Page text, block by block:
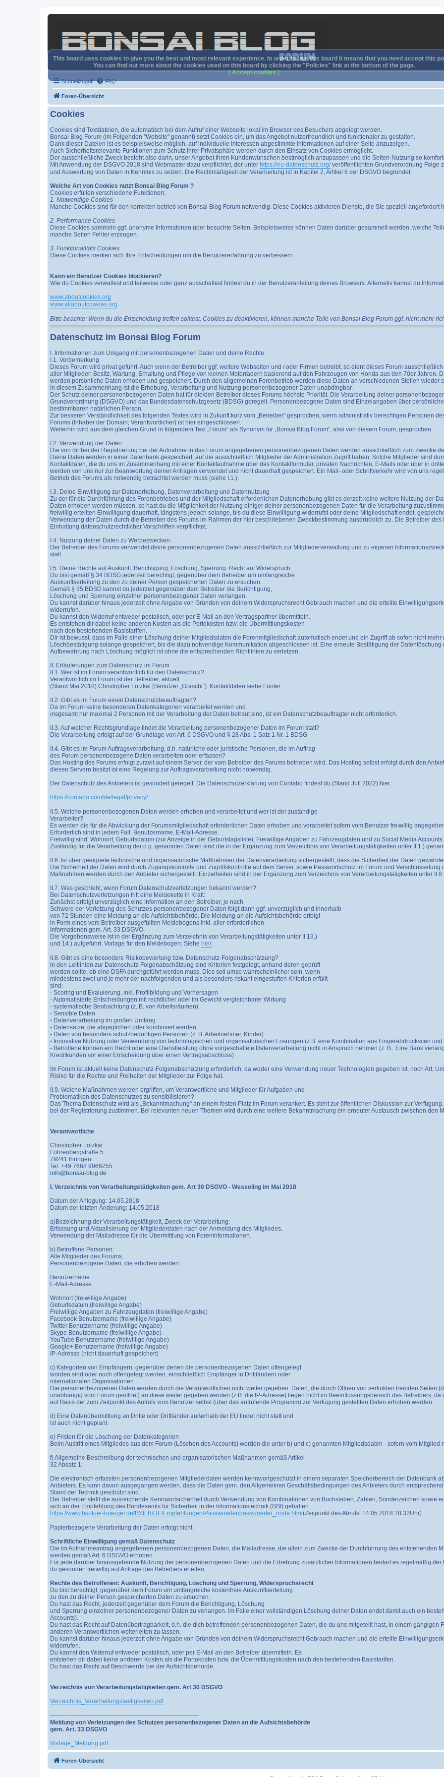
Schnellzugriff FAQ
Foren-Übersicht
Cookies
Cookies sind Textdateien, die automatisch bei dem Aufruf einer Webseite lokal im Browser des Besuchers abgelegt werden.
Bonsai Blog Forum (im Folgenden "Website" genannt) setzt Cookies ein, um das Angebot nutzerfreundlich und funktionaler zu gestalten.
Dank dieser Dateien ist es beispielsweise möglich, auf individuelle Interessen abgestimmte Informationen auf einer Seite anzuzeigen.
Auch Sicherheitsrelevante Funktionen zum Schutz Ihrer Privatsphäre werden durch den Einsatz von Cookies ermöglicht.
Der ausschließliche Zweck besteht also darin, unser Angebot Ihren Kundenwünschen bestmöglich anzupassen und die Seiten-Nutzung so
Mit Anwendung der DSGVO 2018 sind Webmaster dazu verpflichtet, der unter https://eu-datenschutz.org/veröffentlichten Grundverordnung Folge
und Auswertung von Daten in Kenntnis zu setzen. Die Rechtmäßigkeit der Verarbeitung ist in Kapitel 2, Artikel 6 der DSGVO begründet.
Welche Art von Cookies nutzt Bonsai Blog Forum ?
Cookies erfüllen verschiedene Funktionen:
1. Notwendige Cookies
Manche Cookies sind für den korrekten betrieb von Bonsai Blog Forum notwendig. Diese Cookies aktivieren Dienste, die Sie speziell angefordert
2. Performance Cookies
Diese Cookies sammeln ggf. anonyme Informatonen über besuchte Seiten. Beispielsweise können Daten darüber gesammelt werden, welche
manche Seiten Fehler erzeugen.
3. Funktionalitäts Cookies
Diese Cookies merken sich Ihre Entscheidungen um die Benutzererfahrung zu verbessern.
Kann ein Benutzer Cookies blockieren?
Wie du Cookies verwaltest und teilweise oder ganz ausschaltest findest du in der Benutzeranleitung deines Browsers. Alternativ kannst du
www.aboutcookies.org
www.allaboutcookies.org
Bitte beachte: Wenn du die Entscheidung treffen solltest, Cookies zu deaktivieren, können manche Teile von Bonsai Blog Forum ggf. nicht mehr
Datenschutz im Bonsai Blog Forum
I. Informationen zum Umgang mit personenbezogenen Daten und deine Rechte.
I.1. Vorbemerkung
Dieses Forum wird privat geführt. Auch wenn der Betreiber ggf. weitere Webseiten und / oder Firmen betreibt, so dient dieses Forum
aller Mitglieder: Besitz, Wartung, Erhaltung und Pflege von kleinen Motorrädern basierend auf den Fahrzeugen von Honda aus den 70er Jahren.
werden persönliche Daten erhoben und gespeichert. Durch den allgemeinen Forenbetrieb werden diese Daten an verschiedenen Stellen wieder
In diesem Zusammenhang ist die Erhebung, Verarbeitung und Nutzung personenbezogener Daten unabdingbar.
Der Schutz deiner personenbezogenen Daten hat für die/den Betreiber dieses Forums höchste Priorität. Die Verarbeitung deiner
Grundverordnung (DSGVO) und das Bundesdatenschutzgesetz (BDSG) geregelt. Personenbezogene Daten sind Einzelangaben über
bestimmbaren natürlichen Person.
Zur besseren Verständlichkeit des folgenden Textes wird in Zukunft kurz vom „Betreiber“ gesprochen, wenn administrativ berechtigen Personen
Forums (Inhaber der Domain; Verantwortlicher) ist hier eingeschlossen.
Weiterhin wird aus dem gleichen Grund in folgendem Text „Forum“ als Synonym für „Bonsai Blog Forum“, also von diesem Forum, gesprochen.
I.2. Verwendung der Daten
Die von dir bei der Registrierung bei der Aufnahme in das Forum angegebenen personenbezogenen Daten werden ausschließlich zum Zwecke
Deine Daten werden in einer Datenbank gespeichert, auf die ausschließlich Mitglieder der Administration Zugriff haben. Solche Mitglieder sind
Kontaktdaten, die du uns im Zusammenhang mit einer Kontaktaufnahme über das Kontaktformular, privaten Nachrichten, E-Mails oder über in
werden von uns nur zur Beantwortung deiner Anfragen verwendet und nicht dauerhaft gespeichert. Ein Mail- oder Schriftverkehr wird von uns
Betrieb des Forums als notwendig betrachtet werden muss (siehe I.1.).
I.3. Deine Einwilligung zur Datenerhebung, Datenverarbeitung und Datennutzung
Zu der für die Durchführung des Forenbetriebes und der Mitgliedschaft erforderlichen Datenerhebung gibt es derzeit keine weitere Nutzung der
Daten erhoben werden müssen, so hast du die Möglichkeit der Nutzung einiger deiner personenbezogenen Daten für die Verarbeitung
freiwillig erteilten Einwilligung dauerhaft, längstens jedoch solange, bis du diese Einwilligung widerrufst oder deine Mitgliedschaft endet,
Verwendung der Daten durch die Betreiber des Forums im Rahmen der hier beschriebenen Zweckbestimmung ausdrücklich zu. Die Betreiber
Einhaltung datenschutzrechtlicher Vorschriften verpflichtet.
I.4. Nutzung deiner Daten zu Werbezwecken
Der Betreiber des Forums verwendet deine personenbezogenen Daten ausschließlich zur Mitgliederverwaltung und zu eigenen
statt.
I.5. Deine Rechte auf Auskunft, Berichtigung, Löschung, Sperrung. Recht auf Widerspruch.
Du bist gemäß § 34 BDSG jederzeit berechtigt, gegenüber dem Betreiber um umfangreiche
Auskunftserteilung zu den zu deiner Person gespeicherten Daten zu ersuchen.
Gemäß § 35 BDSG kannst du jederzeit gegenüber dem Betreiber die Berichtigung,
Löschung und Sperrung einzelner personenbezogener Daten verlangen.
Du kannst darüber hinaus jederzeit ohne Angabe von Gründen von deinem Widerspruchsrecht Gebrauch machen und die erteilte
widerrufen.
Du kannst den Widerruf entweder postalisch, oder per E-Mail an den Vertragspartner übermitteln.
Es entstehen dir dabei keine anderen Kosten als die Portokosten bzw. die Übermittlungskosten
nach den bestehenden Basistarifen.
Dir ist bewusst, dass im Falle einer Löschung deiner Mitgliedsdaten die Forenmitgliedschaft automatisch endet und ein Zugriff ab sofort nicht
Löschbestätigung solange gespeichert, bis die dazu notwendige Kommunikation abgeschlossen ist. Eine erneute Bestätigung der
Aufbewahrung nach Löschung möglich ist ohne die entsprechenden Richtlinien zu verletzen.
II. Erläuterungen zum Datenschutz im Forum
II.1. Wer ist im Forum verantwortlich für den Datenschutz?
Verantwortlich im Forum ist der Betreiber, aktuell
(Stand Mai 2018) Christopher Lotzkat (Benutzer „Graschi“). Kontaktdaten siehe Footer.
II.2. Gibt es im Forum einen Datenschutzbeauftragten?
Da im Forum keine besonderen Datenkategorien verarbeitet werden und
insgesamt nur maximal 2 Personen mit der Verarbeitung der Daten betraut sind, ist ein Datenschutzbeauftragter nicht erforderlich.
II.3. Auf welcher Rechtsgrundlage findet die Verarbeitung personenbezogener Daten im Forum statt?
Die Verarbeitung erfolgt auf der Grundlage von Art. 6 DSGVO und § 28 Abs. 1 Satz 1 Nr. 1 BDSG
II.4. Gibt es im Forum Auftragsverarbeitung, d.h. natürliche oder juristische Personen, die im Auftrag
des Forum personenbezogene Daten verarbeiten oder erfassen?
Das Hosting des Forums erfolgt zurzeit auf einem Server, der vom Betreiber des Forums betrieben wird. Das Hosting selbst erfolgt durch den
diesen Servern besitzt ist eine Regelung zur Auftragsverarbeitung nicht notwendig.
Der Datenschutz des Anbieters ist gesondert geregelt. Die Datenschutzerklärung von Contabo findest du (Stand Juli 2022) hier:
https://contabo.com/de/legal/privacy/
II.5. Welche personenbezogenen Daten werden erhoben und verarbeitet und wer ist der zuständige
Verarbeiter?
Es werden die für die Abwicklung der Forumsmitgliedschaft erforderlichen Daten erhoben und verarbeitet sofern vom Benutzer freiwillig
Erforderlich sind in jedem Fall: Benutzername, E-Mail-Adresse.
Freiwillig sind: Wohnort, Geburtsdatum (zur Anzeige in der Geburtstagsliste), Freiwillige Angaben zu Fahrzeugdaten und zu Social Media
Zuständig für die Verarbeitung der o.g. genannten Daten sind die in der Ergänzung zum Verzeichnis von Verarbeitungstätigkeiten unter II 1.)
II.6. Ist über geeignete technische und organisatorische Maßnahmen der Datenverarbeitung sichergestellt, dass die Sicherheit der Daten
Die Sicherheit der Daten wird durch Zugangskontrolle und Zugriffskontrolle auf dem Server, sowie Passwortschutz im Forum und
Maßnahmen werden durch den Anbieter sichergestellt. Einzelheiten sind in der Ergänzung zum Verzeichnis von Verarbeitungstätigkeiten unter II
II.7. Was geschieht, wenn Forum Datenschutzverletzungen bekannt werden?
Bei Datenschutzverletzungen tritt eine Meldekette in Kraft:
Zunächst erfolgt unverzüglich eine Information an den Betreiber, je nach
Schwere der Verletzung des Schutzes personenbezogener Daten folgt dann ggf. unverzüglich und innerhalb
von 72 Stunden eine Meldung an die Aufsichtsbehörde. Die Meldung an die Aufsichtsbehörde erfolgt
in Form eines vom Betreiber ausgefüllten Meldebogens inkl. aller erforderlichen
Informationen gem. Art. 33 DSGVO.
Die Vorgehensweise ist in der Ergänzung zum Verzeichnis von Verarbeitungstätigkeiten unter II 13.)
und 14.) aufgeführt. Vorlage für den Meldebogen: Siehe hier.
II.8. Gibt es eine besondere Risikobewertung bzw. Datenschutz-Folgenabschätzung?
In den Leitlinien zur Datenschutz-Folgenabschätzung sind Kriterien festgelegt, anhand deren geprüft
werden sollte, ob eine DSFA durchgeführt werden muss. Dies soll umso wahrscheinlicher sein, wenn
mindestens zwei und je mehr der nachfolgenden und als besonders riskant eingestuften Kriterien erfüllt
sind:
- Scoring und Evaluierung, inkl. Profilbildung und Vorhersagen
- Automatisierte Entscheidungen mit rechtlicher oder im Gewicht vergleichbarer Wirkung
- systematische Beobachtung (z. B. von Arbeitsräumen)
- Sensible Daten
- Datenverarbeitung im großen Umfang
- Datensätze, die abgeglichen oder kombiniert werden
- Daten von besonders schutzbedürftigen Personen (z. B. Arbeitnehmer, Kinder)
- Innovative Nutzung oder Verwendung von technologischen und organisatorischen Lösungen (z.B. eine Kombination aus Fingerabdruckscan
- Betroffene können ein Recht oder eine Dienstleistung ohne vorgeschaltete Datenverarbeitung nicht in Anspruch nehmen (z. B.: Eine Bank
Kreditkunden vor einer Entscheidung über einen Vertragsabschluss)
Im Forum ist aktuell keine Datenschutz-Folgenabschätzung erforderlich, da weder eine Verwendung neuer Technologien gegeben ist, noch Art,
Risiko für die Rechte und Freiheiten der Mitglieder zur Folge hat.
II.9. Welche Maßnahmen werden ergriffen, um Verantwortliche und Mitglieder für Aufgaben und
Problematiken des Datenschutzes zu sensibilisieren?
Das Thema Datenschutz wird als „Bekanntmachung“ an einem festen Platz im Forum verankert. Es steht zur öffentlichen Diskussion zur
bei der Registrierung zustimmen. Bei relevanten neuen Themen wird durch eine weitere Bekanntmachung ein erneuter Austausch zwischen den
Verantwortliche
Christopher Lotzkat
Fohrenbergstraße 5
79241 Ihringen
Tel. +49 7668 9966255
info@bonsai-blog.de
I. Verzeichnis von Verarbeitungstätigkeiten gem. Art 30 DSGVO - Wesseling im Mai 2018
Datum der Anlegung: 14.05.2018
Datum der letzten Änderung: 14.05.2018
a)Bezeichnung der Verarbeitungstätigkeit, Zweck der Verarbeitung:
Erfassung und Aktualisierung der Mitgliederdaten nach der Anmeldung des Mitgliedes.
Verwendung der Mailadresse für die Übermittlung von Foreninformationen.
b) Betroffene Personen:
Alle Mitglieder des Forums.
Personenbezogene Daten, die erhoben werden:
Benutzername
E-Mail-Adresse
Wohnort (freiwillige Angabe)
Geburtsdatum (freiwillige Angabe)
Freiwillige Angaben zu Fahrzeugdaten (freiwillige Angabe)
Facebook Benutzername (freiwillige Angabe)
Twitter Benutzername (freiwillige Angabe)
Skype Benutzername (freiwillige Angabe)
YouTube Benutzername (freiwillige Angabe)
Google+ Benutzername (freiwillige Angabe)
IP-Adresse (nicht dauerhaft gespeichert)
c) Kategorien von Empfängern, gegenüber denen die personenbezogenen Daten offengelegt
worden sind oder noch offengelegt werden, einschließlich Empfänger in Drittländern oder
internationalen Organisationen:
Die personenbezogenen Daten werden durch die Verantwortlichen nicht weiter gegeben. Daten, die durch Öffnen von verlinkten fremden Seiten
unabhängig vom Forum geöffnet) an diese weiter gegeben werden (z.B. die IP-Adresse) liegen nicht im Beeinflussungsbereich des Betreibers,
auf Basis der zum Zeitpunkt des Aufrufs vom Benutzer selbst (über das aufrufende Programm) zur Verfügung gestellten Daten erhoben werden.
d) Eine Datenübermittlung an Dritte oder Drittländer außerhalb der EU findet nicht statt und
ist auch nicht geplant.
e) Fristen für die Löschung der Datenkategorien
Beim Austritt eines Mitgliedes aus dem Forum (Löschen des Accounts) werden die unter b) und c) genannten Mitgliedsdaten - sofern vom
f) Allgemeine Beschreibung der technischen und organisatorischen Maßnahmen gemäß Artikel
32 Absatz 1:
Die elektronisch erfassten personenbezogenen Mitgliederdaten werden kennwortgeschützt in einem separaten Speicherbereich der Datenbank
Anbieters. Es kann davon ausgegangen werden, dass die Daten gem. den Allgemeinen Geschäftsbedingungen des Anbieters durch
Stand der Technik geschützt sind.
Der Betreiber stellt die ausreichende Kennwortsicherheit durch Verwendung von Kombinationen von Buchstaben, Zahlen, Sonderzeichen sowie
sich an der Empfehlung des Bundesamts für Sicherheit in der Informationstechnik (BSI) gehalten:
https://www.bsi-fuer-buerger.de/BSIFB/DE/Empfehlungen/Passwoerter/passwoerter_node.html (Zeitpunkt des Abrufs: 14.05.2018 18:32Uhr)
Papierbezogene Verarbeitung der Daten erfolgt nicht.
Schriftliche Einwilligung gemäß Datenschutz
Die im Aufnahmeantrag angegebenen personenbezogenen Daten, die Mailadresse, die allein zum Zwecke der Durchführung des entstehenden
werden gemäß Art. 6 DSGVO erhoben.
Für jede darüber hinausgehende Nutzung der personenbezogenen Daten und die Erhebung zusätzlicher Informationen bedarf es regelmäßig
du gesondert freiwillig auf Anfrage des Betreibers erteilen.
Rechte des Betroffenen: Auskunft, Berichtigung, Löschung und Sperrung, Widerspruchsrecht
Du bist berechtigt, gegenüber dem Forum um umfangreiche kostenfreie Auskunftserteilung
zu den zu deiner Person gespeicherten Daten zu ersuchen.
Du hast das Recht, jederzeit gegenüber dem Forum die Berichtigung, Löschung
und Sperrung einzelner personenbezogener Daten zu verlangen. Im Falle einer vollständigen Löschung deiner Daten endet damit auch ein
Accounts).
Du hast das Recht auf Datenübertragbarkeit, d.h. die dich betreffenden personenbezogenen Daten, die du uns mitgeteilt hast, in einem gängigen
anderen Verantwortlichen weiterleiten zu lassen.
Du kannst darüber hinaus jederzeit ohne Angabe von Gründen von deinem Widerspruchsrecht Gebrauch machen und die erteilte
widerrufen.
Du kannst den Widerruf entweder postalisch, oder per E-Mail an den Betreiber übermitteln. Es
entstehen dir dabei keine anderen Kosten als die Portokosten bzw. die Übermittlungskosten nach den bestehenden Basistarifen.
Du hast das Recht auf Beschwerde bei der Aufsichtsbehörde.
Verzeichnis von Verarbeitungstätigkeiten gem. Art 30 DSGVO
Verzeichnis_Verarbeitungstaetigkeiten.pdf
---------------------------------------------------------------------------
Meldung von Verletzungen des Schutzes personenbezogener Daten an die Aufsichtsbehörde
gem. Art. 33 DSGVO
Vorlage_Meldung.pdf
This board uses cookies to give you the best and most relevant experience. In order to use this board it means that you need accept this
You can find out more about the cookies used on this board by clicking the "Policies" link at the bottom of the page.
[ Accept cookies ]
Foren-Übersicht